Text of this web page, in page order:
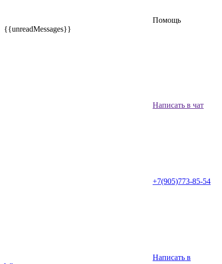
Помощь
{{unreadMessages}}
Написать в чат
+7(905)773-85-54
Написать в